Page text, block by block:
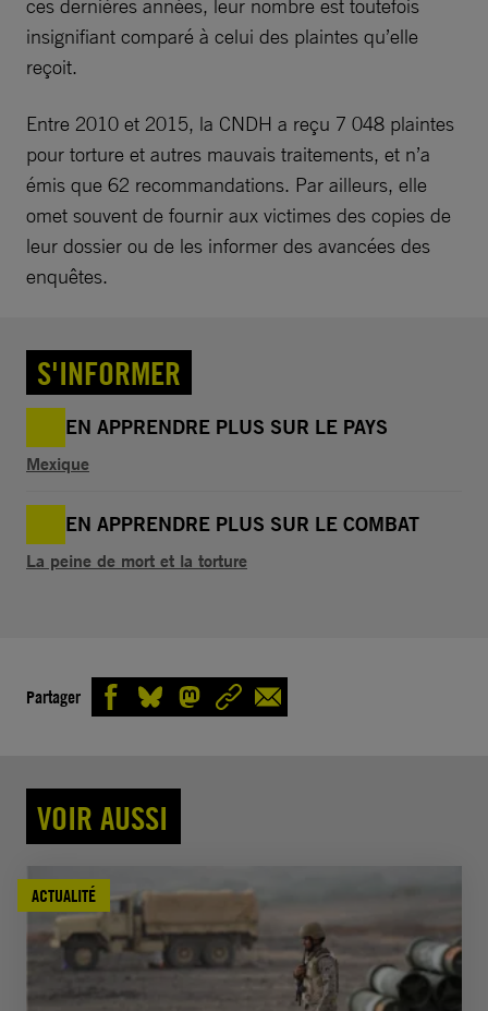
ces dernières années, leur nombre est toutefois
insignifiant comparé à celui des plaintes qu’elle
reçoit.
Entre 2010 et 2015, la CNDH a reçu 7 048 plaintes
pour torture et autres mauvais traitements, et n’a
émis que 62 recommandations. Par ailleurs, elle
omet souvent de fournir aux victimes des copies de
leur dossier ou de les informer des avancées des
enquêtes.
S'INFORMER
EN APPRENDRE PLUS SUR LE PAYS
Mexique
EN APPRENDRE PLUS SUR LE COMBAT
La peine de mort et la torture
Partager
VOIR AUSSI
ACTUALITÉ